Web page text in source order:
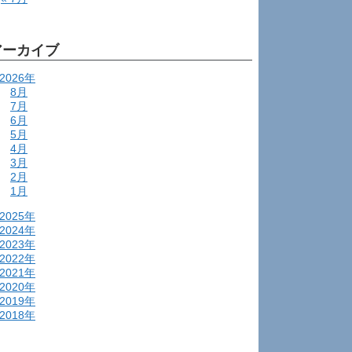
カイブ
2026年
8月
7月
6月
5月
4月
3月
2月
1月
2025年
2024年
2023年
2022年
2021年
2020年
2019年
2018年